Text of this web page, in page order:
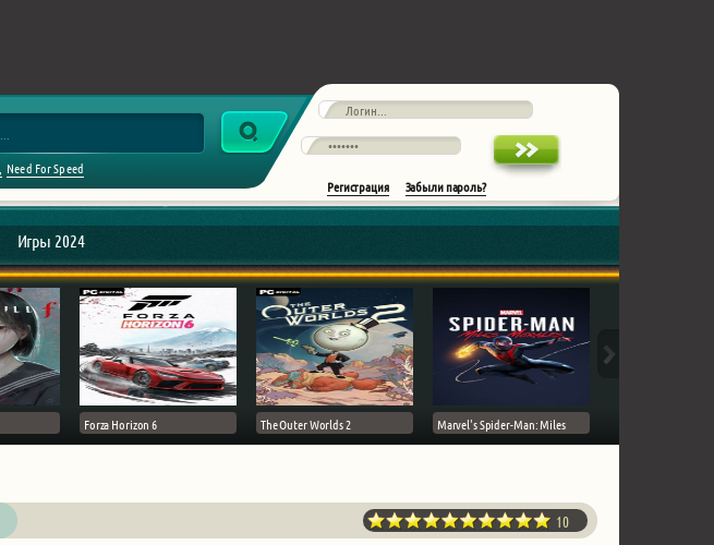
Need For Speed
Регистрация
Забыли пароль?
Игры 2024
Forza Horizon 6 The Outer Worlds 2 Marvel's Spider-Man: Miles
10